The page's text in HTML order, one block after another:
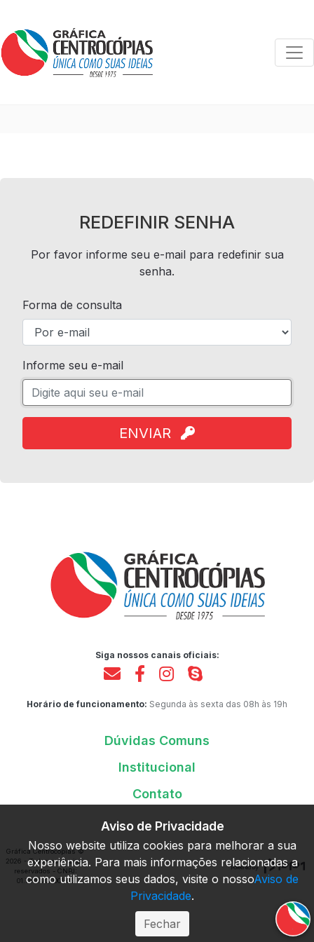
REDEFINIR SENHA
Por favor informe seu e-mail para redefinir sua
senha.
Forma de consulta
Informe seu e-mail
ENVIAR
Siga nossos canais oficiais:
Horário de funcionamento: Segunda às sexta das 08h às 19h
Dúvidas Comuns
Institucional
Contato
Gráfica Centrocópias ©
2026 - Todos os direitos
reservados - CNPJ:
01.764.170/0001-05
R. dos Ilhéus, nº 46 -
Aviso de Privacidade
Nosso website utiliza cookies para melhorar a sua
experiência. Para mais informações relacionadas a
como utilizamos seus dados, visite o nossoAviso de
Privacidade.
Fechar